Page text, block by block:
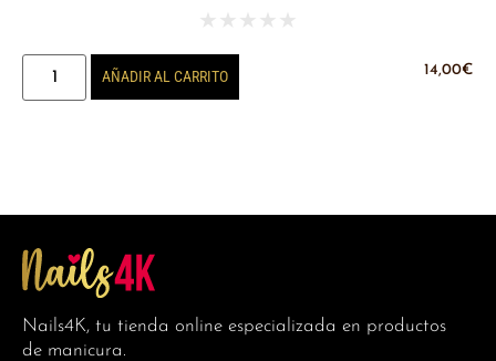
★ ★ ★ ★ ★
14,00€
AÑADIR AL CARRITO
Nails4K, tu tienda online especializada en productos
de manicura.